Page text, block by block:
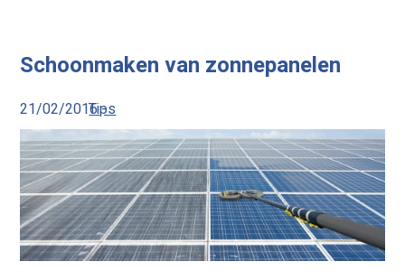
Schoonmaken van zonnepanelen
21/02/2016 -
Tips